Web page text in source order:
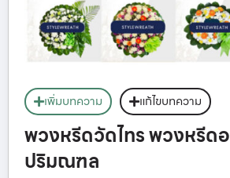
เพิ่มบทความ แก้ไขบทความ
พวงหรีดวัดไทร พวงหรีด
ปริมณฑล